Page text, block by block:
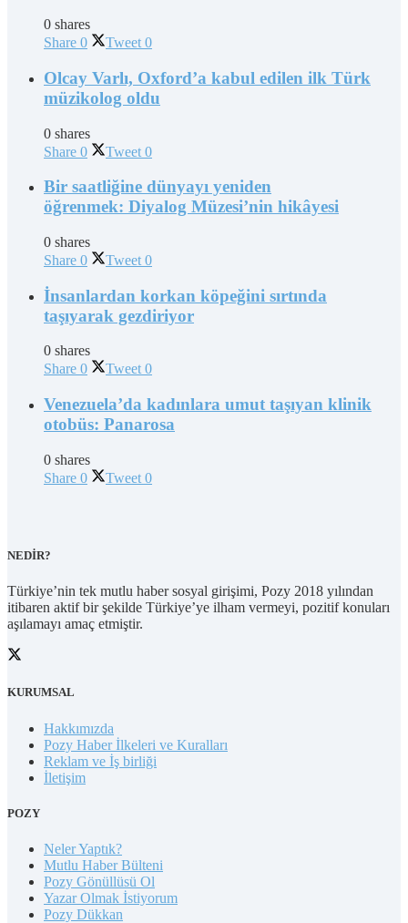
0 shares
Share 0 Tweet 0
Olcay Varlı, Oxford’a kabul edilen ilk Türk
müzikolog oldu
0 shares
Share 0 Tweet 0
Bir saatliğine dünyayı yeniden
öğrenmek: Diyalog Müzesi’nin hikâyesi
0 shares
Share 0 Tweet 0
İnsanlardan korkan köpeğini sırtında
taşıyarak gezdiriyor
0 shares
Share 0 Tweet 0
Venezuela’da kadınlara umut taşıyan klinik
otobüs: Panarosa
0 shares
Share 0 Tweet 0
NEDİR?
Türkiye’nin tek mutlu haber sosyal girişimi, Pozy 2018 yılından
itibaren aktif bir şekilde Türkiye’ye ilham vermeyi, pozitif konuları
aşılamayı amaç etmiştir.
KURUMSAL
Hakkımızda
Pozy Haber İlkeleri ve Kuralları
Reklam ve İş birliği
İletişim
POZY
Neler Yaptık?
Mutlu Haber Bülteni
Pozy Gönüllüsü Ol
Yazar Olmak İstiyorum
Pozy Dükkan